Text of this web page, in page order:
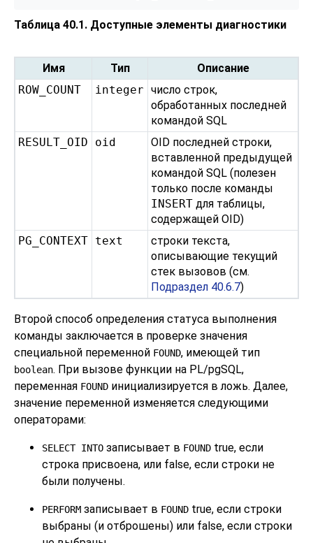
Таблица 40.1. Доступные элементы диагностики
Имя Тип
Описание
ROW_COUNT
integer число строк,
обработанных последней
командойSQL
RESULT_OID
oid
OID последней строки,
вставленной предыдущей
командойSQL (полезен
только после команды
INSERT для таблицы,
содержащей OID)
PG_CONTEXT text
строки текста,
описывающие текущий
стек вызовов (см.
Подраздел 40.6.7)
Второй способ определения статуса выполнения
команды заключается в проверке значения
специальной переменной FOUND, имеющей тип
boolean. При вызове функции на PL/pgSQL,
переменная FOUND инициализируется в ложь. Далее,
значение переменной изменяется следующими
операторами:
SELECT INTO записывает в FOUND true, если
строка присвоена, или false, если строки не
были получены.
PERFORM записывает в FOUND true, если строки
выбраны (и отброшены) или false, если строки